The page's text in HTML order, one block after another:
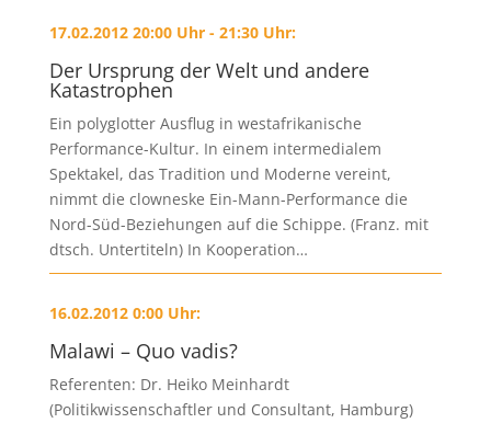
17.02.2012 20:00 Uhr - 21:30 Uhr:
Der Ursprung der Welt und andere
Katastrophen
Ein polyglotter Ausflug in westafrikanische
Performance-Kultur. In einem intermedialem
Spektakel, das Tradition und Moderne vereint,
nimmt die clowneske Ein-Mann-Performance die
Nord-Süd-Beziehungen auf die Schippe. (Franz. mit
dtsch. Untertiteln) In Kooperation…
16.02.2012 0:00 Uhr:
Malawi – Quo vadis?
Referenten: Dr. Heiko Meinhardt
(Politikwissenschaftler und Consultant, Hamburg)